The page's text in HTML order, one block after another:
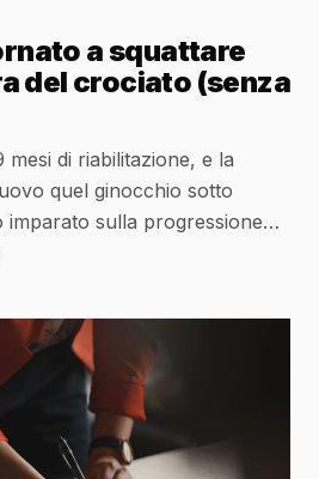
a squattare
del crociato (senza
di riabilitazione, e la
quel ginocchio sotto
sulla progressione
fisioterapia ideale).